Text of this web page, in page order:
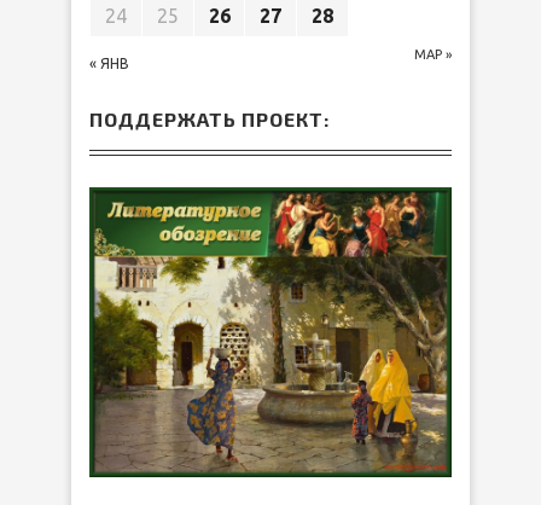
« ЯНВ
МАР »
24
25 26 27 28
ПОДДЕРЖАТЬ ПРОЕКТ: